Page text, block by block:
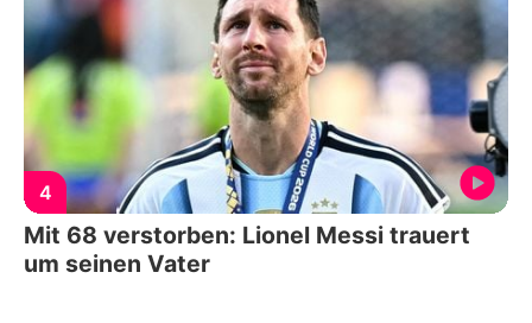
4
Mit 68 verstorben: Lionel Messi trauert
um seinen Vater